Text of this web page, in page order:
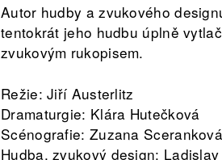
Autor hudby a zvukového
tentokrát jeho hudbu úplně
zvukovým rukopisem.
Režie: Jiří Austerlitz
Dramaturgie: Klára Hutečková
Scénografie: Zuzana Sceranková
Hudba, zvukový design: